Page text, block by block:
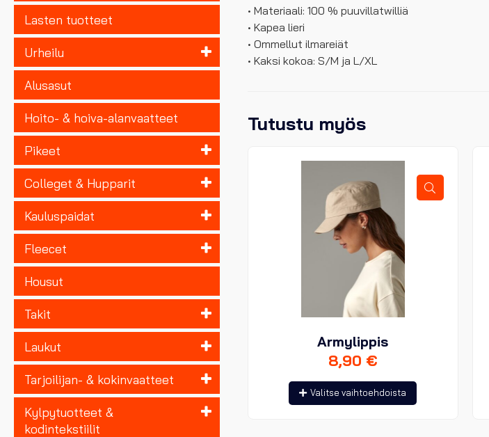
Lasten tuotteet
Urheilu
Alusasut
Hoito- & hoiva-alanvaatteet
Pikeet
Colleget & Hupparit
Kauluspaidat
Fleecet
Housut
Takit
Laukut
Tarjoilijan- & kokinvaatteet
Kylpytuotteet &
kodintekstiilit
• Materiaali: 100 % puuvillatwilliä
• Kapea lieri
• Ommellut ilmareiät
• Kaksi kokoa: S/M ja L/XL
Tutustu myös
Armylippis
8,90 €
Valitse vaihtoehdoista
Tällä
tuotteella